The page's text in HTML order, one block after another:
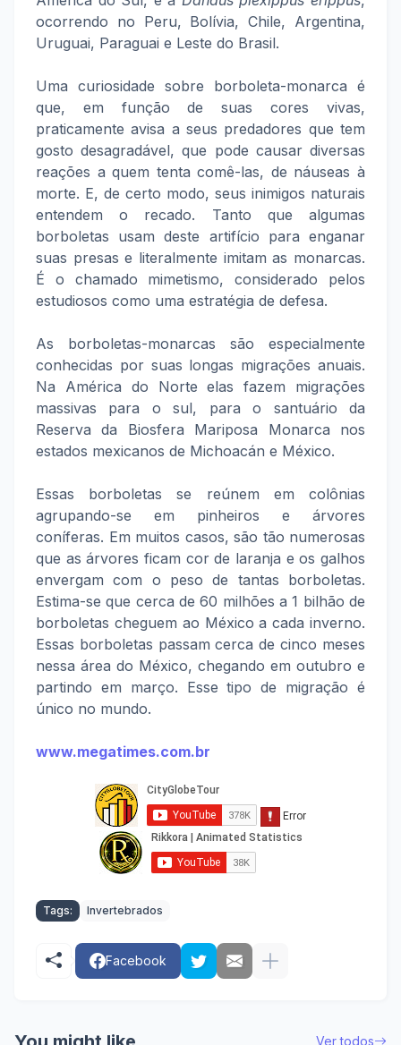
ocorrendo no Peru, Bolívia, Chile, Argentina,
Uruguai, Paraguai e Leste do Brasil.
Uma curiosidade sobre borboleta-monarca é
que, em função de suas cores vivas,
praticamente avisa a seus predadores que tem
gosto desagradável, que pode causar diversas
reações a quem tenta comê-las, de náuseas à
morte. E, de certo modo, seus inimigos naturais
entendem o recado. Tanto que algumas
borboletas usam deste artifício para enganar
suas presas e literalmente imitam as monarcas.
É o chamado mimetismo, considerado pelos
estudiosos como uma estratégia de defesa.
As borboletas-monarcas são especialmente
conhecidas ​​por suas longas migrações anuais.
Na América do Norte elas fazem migrações
massivas para o sul, para o santuário da
Reserva da Biosfera Mariposa Monarca nos
estados mexicanos de Michoacán e México.
Essas borboletas se reúnem em colônias
agrupando-se em pinheiros e árvores
coníferas. Em muitos casos, são tão numerosas
que as árvores ficam cor de laranja e os galhos
envergam com o peso de tantas borboletas.
Estima-se que cerca de 60 milhões a 1 bilhão de
borboletas cheguem ao México a cada inverno.
Essas borboletas passam cerca de cinco meses
nessa área do México, chegando em outubro e
partindo em março. Esse tipo de migração é
único no mundo.
www.megatimes.com.br
Tags: Invertebrados
Facebook
Ver todos